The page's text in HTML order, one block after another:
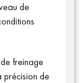
de
freinage
précision de